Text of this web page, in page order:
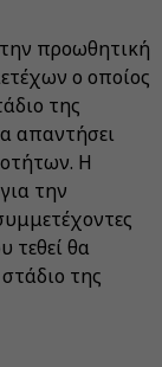
προωθητική
ο οποίος
της
απαντήσει
Η
την
τεθεί θα
της